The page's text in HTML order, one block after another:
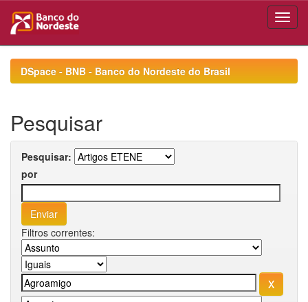
navigationDSpace - BNB - Banco do Nordeste do Brasil
Pesquisar
Pesquisar:
por
Filtros correntes: